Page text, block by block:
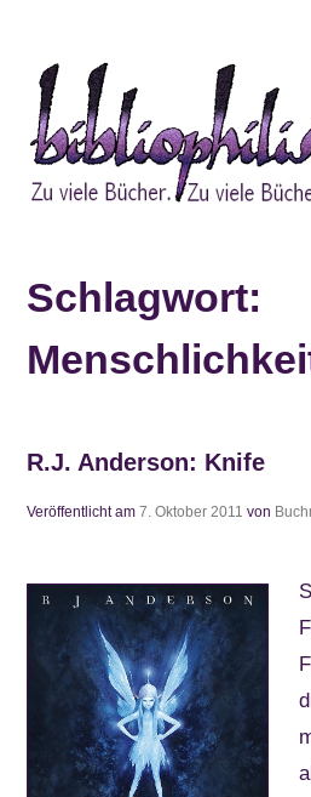
springen
Schlagwort:
R.J. Anderson: Knife
Veröffentlicht am7. Oktober 2011 von